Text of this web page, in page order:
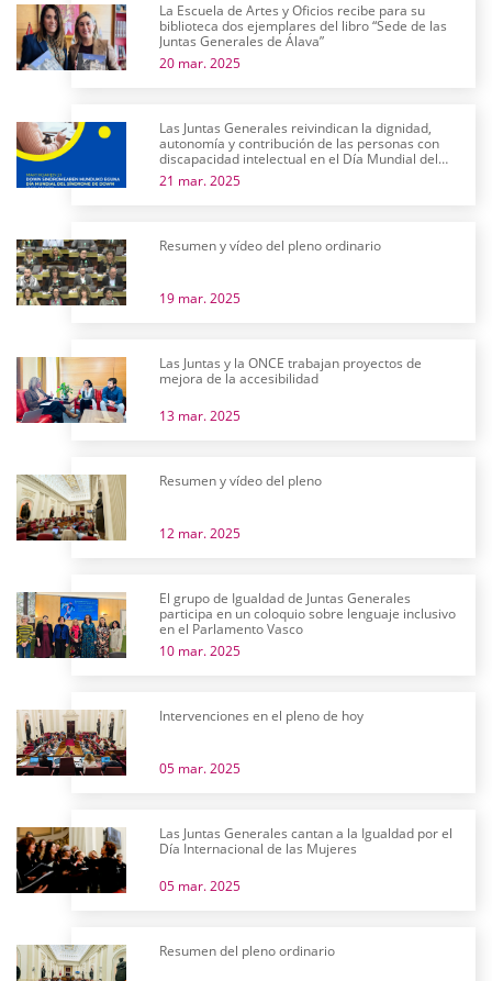
La Escuela de Artes y Oficios recibe para su
biblioteca dos ejemplares del libro “Sede de las
Juntas Generales de Álava”
20 mar. 2025
Las Juntas Generales reivindican la dignidad,
autonomía y contribución de las personas con
discapacidad intelectual en el Día Mundial del
Síndrome de Down
21 mar. 2025
Resumen y vídeo del pleno ordinario
19 mar. 2025
Las Juntas y la ONCE trabajan proyectos de
mejora de la accesibilidad
13 mar. 2025
Resumen y vídeo del pleno
12 mar. 2025
El grupo de Igualdad de Juntas Generales
participa en un coloquio sobre lenguaje inclusivo
en el Parlamento Vasco
10 mar. 2025
Intervenciones en el pleno de hoy
05 mar. 2025
Las Juntas Generales cantan a la Igualdad por el
Día Internacional de las Mujeres
05 mar. 2025
Resumen del pleno ordinario